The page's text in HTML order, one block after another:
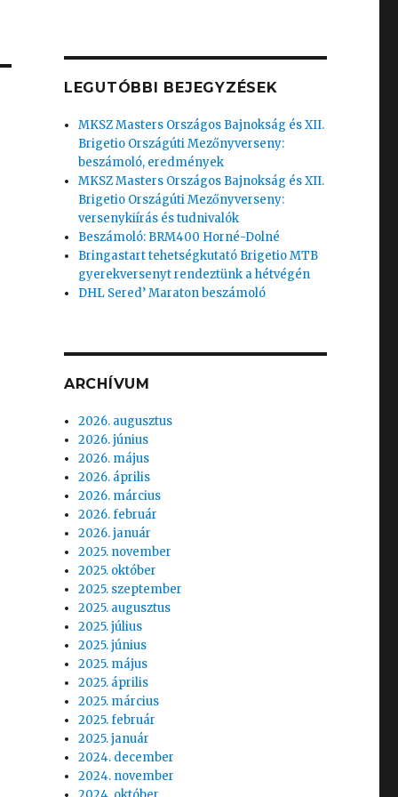
LEGUTÓBBI BEJEGYZÉSEK
MKSZ Masters Országos Bajnokság és XII.
Brigetio Országúti Mezőnyverseny:
beszámoló, eredmények
MKSZ Masters Országos Bajnokság és XII.
Brigetio Országúti Mezőnyverseny:
versenykiírás és tudnivalók
Beszámoló: BRM400 Horné-Dolné
Bringastart tehetségkutató Brigetio MTB
gyerekversenyt rendeztünk a hétvégén
DHL Sered’ Maraton beszámoló
ARCHÍVUM
2026. augusztus
2026. június
2026. május
2026. április
2026. március
2026. február
2026. január
2025. november
2025. október
2025. szeptember
2025. augusztus
2025. július
2025. június
2025. május
2025. április
2025. március
2025. február
2025. január
2024. december
2024. november